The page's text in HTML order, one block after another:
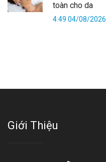
toàn cho da
4:49 04/08/2026
Giới Thiệu